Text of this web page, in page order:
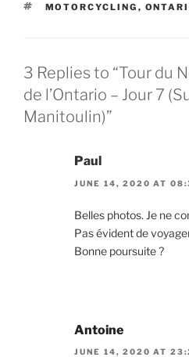
TAGS
MOTORCYCLING ,
3 Replies to “Tour du
de l’Ontario – Jour 7
Manitoulin)”
Paul
JUNE 14, 2020 AT
Belles photos. Je ne
Pas évident de
Bonne poursuite ?
Antoine
JUNE 14, 2020 AT